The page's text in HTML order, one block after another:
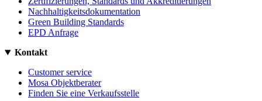
Nachhaltigkeitsdokumentation
Green Building Standards
EPD Anfrage
Kontakt
Customer service
Mosa Objektberater
Finden Sie eine Verkaufsstelle